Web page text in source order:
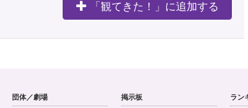
「観てきた！」に追加する
団体／劇場 掲示板 ラン